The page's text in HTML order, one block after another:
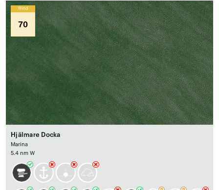
Wind
70
Hjälmare Docka
Marina
5.4 nm W